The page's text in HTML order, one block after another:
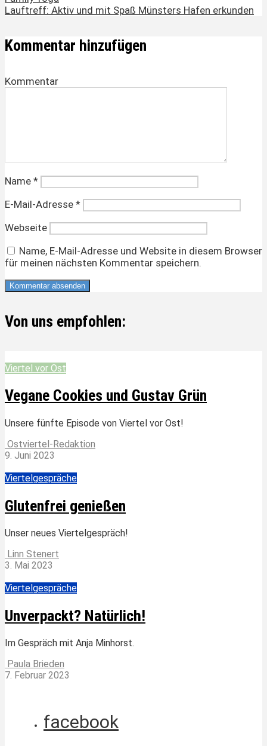
Lauftreff: Aktiv und mit Spaß Münsters Hafen erkunden
Kommentar hinzufügen
Kommentar
Name *
E-Mail-Adresse *
Webseite
Name, E-Mail-Adresse und Website in diesem Browser
für meinen nächsten Kommentar speichern.
Von uns empfohlen:
Viertel vor Ost
Vegane Cookies und Gustav Grün
Unsere fünfte Episode von Viertel vor Ost!
Ostviertel-Redaktion
9. Juni 2023
Viertelgespräche
Glutenfrei genießen
Unser neues Viertelgespräch!
Linn Stenert
3. Mai 2023
Viertelgespräche
Unverpackt? Natürlich!
Im Gespräch mit Anja Minhorst.
Paula Brieden
7. Februar 2023
facebook